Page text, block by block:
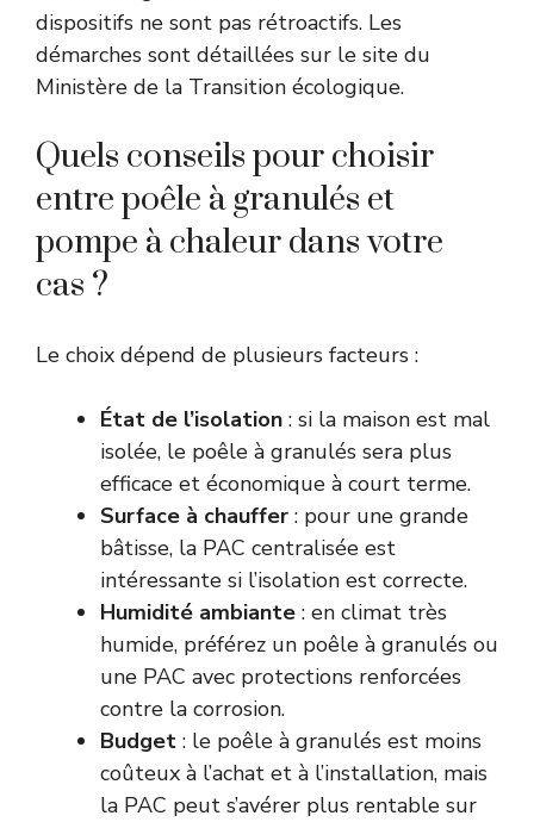
dispositifs ne sont pas rétroactifs. Les
démarches sont détaillées sur le site du
Ministère de la Transition écologique.
Quels conseils pour choisir
entre poêle à granulés et
pompe à chaleur dans votre
cas ?
Le choix dépend de plusieurs facteurs :
État de l’isolation : si la maison est mal
isolée, le poêle à granulés sera plus
efficace et économique à court terme.
Surface à chauffer : pour une grande
bâtisse, la PAC centralisée est
intéressante si l’isolation est correcte.
Humidité ambiante : en climat très
humide, préférez un poêle à granulés ou
une PAC avec protections renforcées
contre la corrosion.
Budget : le poêle à granulés est moins
coûteux à l’achat et à l’installation, mais
la PAC peut s’avérer plus rentable sur